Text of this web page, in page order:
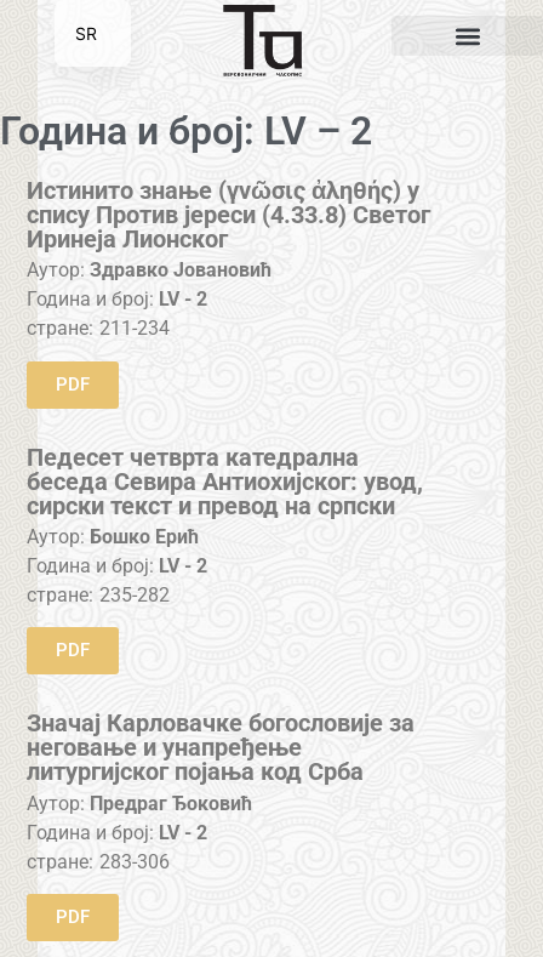
Година и број: LV – 2
Истинито знање (γνῶσις ἀληθής) у
спису Против јереси (4.33.8) Светог
Иринеја Лионског
Аутор: Здравко Јовановић
Година и број: LV - 2
стране: 211-234
PDF
Педесет четврта катедрална
беседа Севира Антиохијског: увод,
сирски текст и превод на српски
Аутор: Бошко Ерић
Година и број: LV - 2
стране: 235-282
PDF
Значај Карловачке богословије за
неговање и унапређење
литургијског појања код Срба
Аутор: Предраг Ђоковић
Година и број: LV - 2
стране: 283-306
PDF
SR
EN